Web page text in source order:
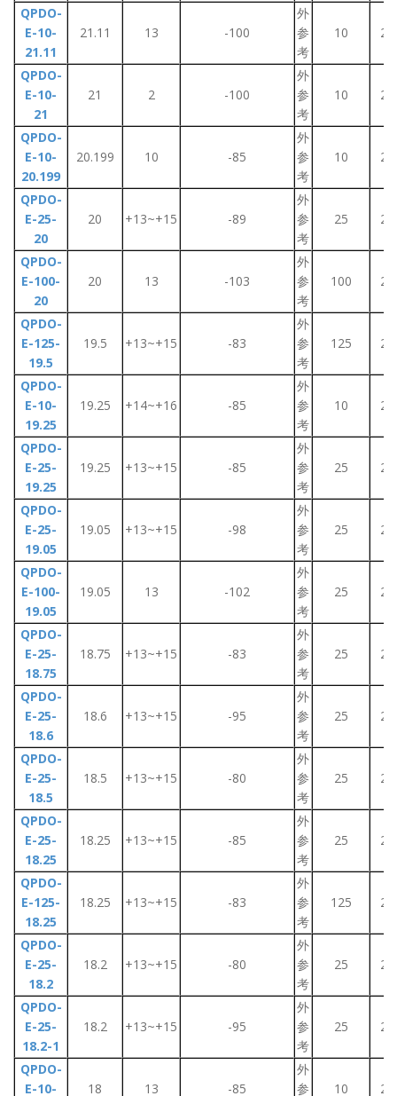
QPDO-
E-10-
21.11
21.11 13 -100
外
参
考
10
QPDO-
E-10-
21
21 2 -100
外
参
考
10
QPDO-
E-10-
20.199
20.199 10 -85
外
参
考
10
QPDO-
E-25-
20
20 +13~+15 -89
外
参
考
25
QPDO-
E-100-
20
20 13 -103
外
参
考
100
QPDO-
E-125-
19.5
19.5 +13~+15 -83
外
参
考
125
QPDO-
E-10-
19.25
19.25 +14~+16 -85
外
参
考
10
QPDO-
E-25-
19.25
19.25 +13~+15 -85
外
参
考
25
QPDO-
E-25-
19.05
19.05 +13~+15 -98
外
参
考
25
QPDO-
E-100-
19.05
19.05 13 -102
外
参
考
25
QPDO-
E-25-
18.75
18.75 +13~+15 -83
外
参
考
25
QPDO-
E-25-
18.6
18.6 +13~+15 -95
外
参
考
25
QPDO-
E-25-
18.5
18.5 +13~+15 -80
外
参
考
25
QPDO-
E-25-
18.25
18.25 +13~+15 -85
外
参
考
25
QPDO-
E-125-
18.25
18.25 +13~+15 -83
外
参
考
125
QPDO-
E-25-
18.2
18.2 +13~+15 -80
外
参
考
25
QPDO-
E-25-
18.2-1
18.2 +13~+15 -95
外
参
考
25
QPDO-
E-10-
18 13 -85
外
参
10